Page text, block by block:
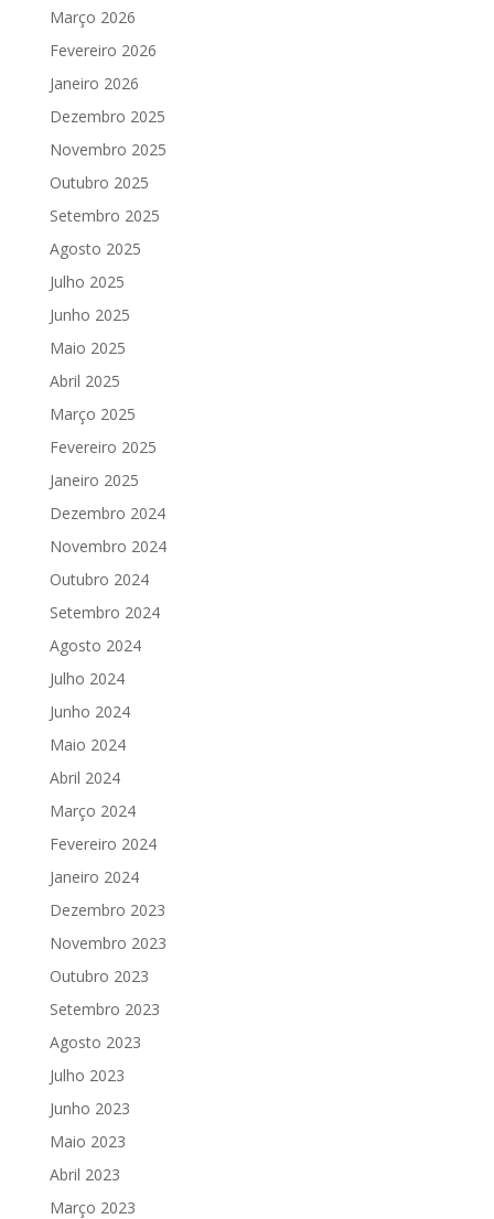
Março 2026
Fevereiro 2026
Janeiro 2026
Dezembro 2025
Novembro 2025
Outubro 2025
Setembro 2025
Agosto 2025
Julho 2025
Junho 2025
Maio 2025
Abril 2025
Março 2025
Fevereiro 2025
Janeiro 2025
Dezembro 2024
Novembro 2024
Outubro 2024
Setembro 2024
Agosto 2024
Julho 2024
Junho 2024
Maio 2024
Abril 2024
Março 2024
Fevereiro 2024
Janeiro 2024
Dezembro 2023
Novembro 2023
Outubro 2023
Setembro 2023
Agosto 2023
Julho 2023
Junho 2023
Maio 2023
Abril 2023
Março 2023